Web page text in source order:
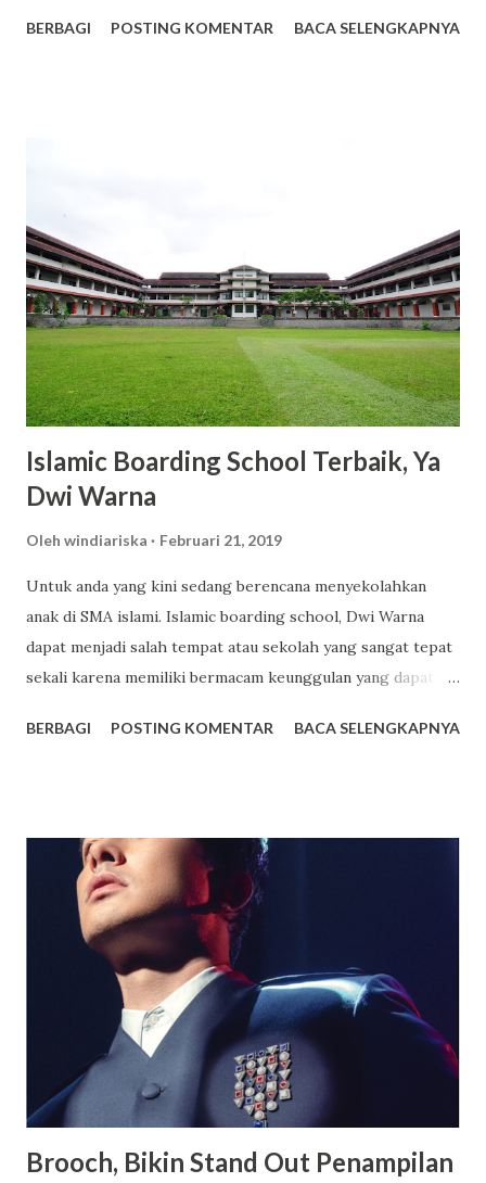
alasan mengapa Scarlett menjadi tren bodycare yang patut
harga tersebut, kamu sudah mendapatkan produk
berkualitas dengan manfaat maksimal. 2. Varian Aroma yang
Memikat dan Tahan Lama Scarlett menawarkan berbagai
varian aroma yang tidak hanya menyegarkan, tetapi juga
tahan lama. Varian seperti Romansa, Charming, dan Freshy
menjadi favorit banyak pengguna karena wanginya yang
elegan dan tidak mengganggu. 3. Kandungan Glutat...
BERBAGI POSTING KOMENTAR BACA SELENGKAPNYA
Islamic Boarding School Terbaik, Ya
Dwi Warna
Oleh windiariska Februari 21, 2019
Untuk anda yang kini sedang berencana menyekolahkan
anak di SMA islami. Islamic boarding school, Dwi Warna
dapat menjadi salah tempat atau sekolah yang sangat tepat
sekali karena memiliki bermacam keunggulan yang dapat
sekolah anak. Dwi Warna sendiri ialah sekolah yang
yang sekolah di tempat tersebut. Bagi yang berencana
untuk menyekolahkan anaknya di tempat tersebut berikut
akan saya paparkan beberapa keunggulannya. Fasilitas
Modern dan Lengkap, Selain memiliki suatu asrama yang
luas dan juga nyaman untuk ditempati oleh para siswa
maupun siswi, terdapat berbagai macam fasilitas lainnya
yang juga dimiliki oleh SMA Dwi Warna untuk menunjang
kegiatan belajar siswa. SMA Dwi Warna pun ialah suatu
sekolah yang memiliki area sangat luas serta memiliki l...
BERBAGI POSTING KOMENTAR BACA SELENGKAPNYA
Brooch, Bikin Stand Out Penampilan